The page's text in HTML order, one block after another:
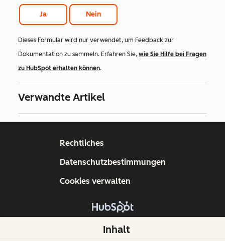
Ja Nein
Dieses Formular wird nur verwendet, um Feedback zur
Dokumentation zu sammeln. Erfahren Sie, wie Sie Hilfe bei Fragen
zu HubSpot erhalten können.
Verwandte Artikel
Inhalt
Copyright © 2026 HubSpot, Inc.
Rechtliches
Datenschutzbestimmungen
Cookies verwalten